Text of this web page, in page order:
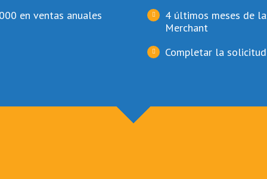
en ventas anuales
4 últimos meses de
Merchant
Completar la solicitud